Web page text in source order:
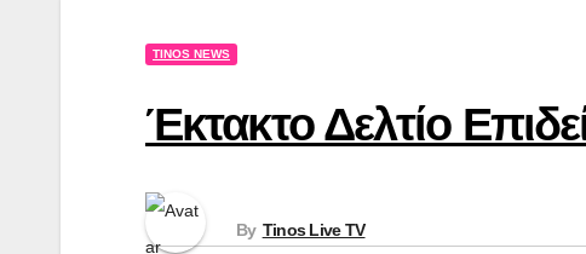
TINOS NEWS
Έκτακτο Δελτίο
By Tinos Live TV